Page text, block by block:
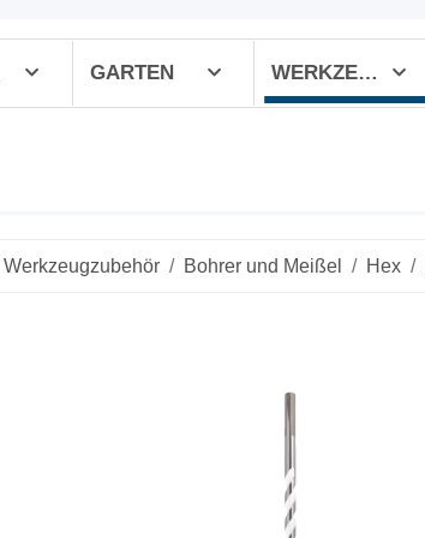
GARTEN WERKZEUGE
Werkzeugzubehör Bohrer und Meißel Hex